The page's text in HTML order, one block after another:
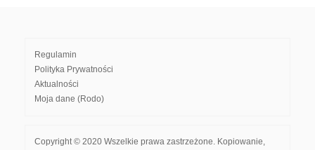
Regulamin
Polityka Prywatności
Aktualności
Moja dane (Rodo)
Copyright © 2020 Wszelkie prawa zastrzeżone. Kopiowanie,